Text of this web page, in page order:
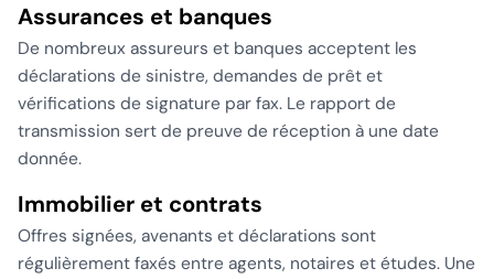
Assurances et banques
De nombreux assureurs et banques acceptent les
déclarations de sinistre, demandes de prêt et
vérifications de signature par fax. Le rapport de
transmission sert de preuve de réception à une date
donnée.
Immobilier et contrats
Offres signées, avenants et déclarations sont
régulièrement faxés entre agents, notaires et études. Une